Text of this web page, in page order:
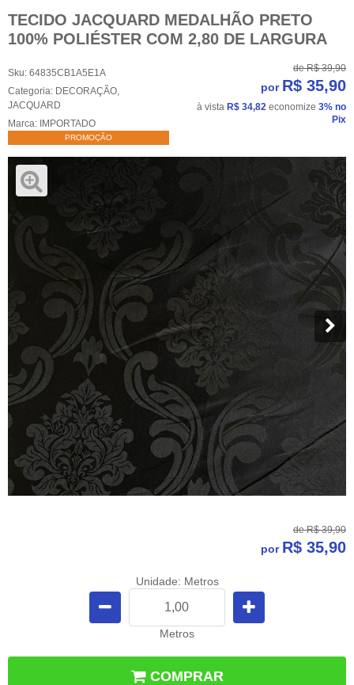
TECIDO JACQUARD MEDALHÃO PRETO
100% POLIÉSTER COM 2,80 DE LARGURA
Sku: 64835CB1A5E1A
Categoria: DECORAÇÃO,
JACQUARD
Marca: IMPORTADO
PROMOÇÃO
de R$ 39,90
por R$ 35,90
à vista R$ 34,82 economize 3% no
Pix
de R$ 39,90
por R$ 35,90
Unidade: Metros
Metros
COMPRAR